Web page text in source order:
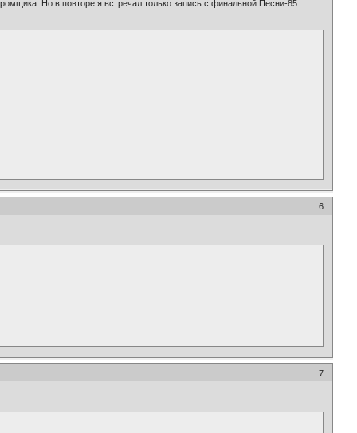
Но в повторе я встречал только запись с финальной Песни-85
6
7